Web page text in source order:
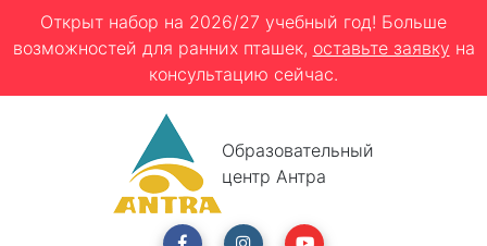
Открыт набор на 2026/27 учебный год! Больше
возможностей для ранних пташек, оставьте заявку на
консультацию сейчас.
Образовательный
центр Антра